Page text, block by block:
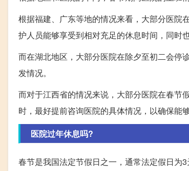
根据福建、广东等地的情况来看，大部分医院
护人员能够享受到相对充足的休息时间，同时
而在湖北地区，大部分医院在除夕至初二会停
发情况。
而对于江西省的情况来说，大部分医院在春节
时，最好提前咨询医院的具体情况，以确保能
医院过年休息吗?
春节是我国法定节假日之一，通常法定假日为